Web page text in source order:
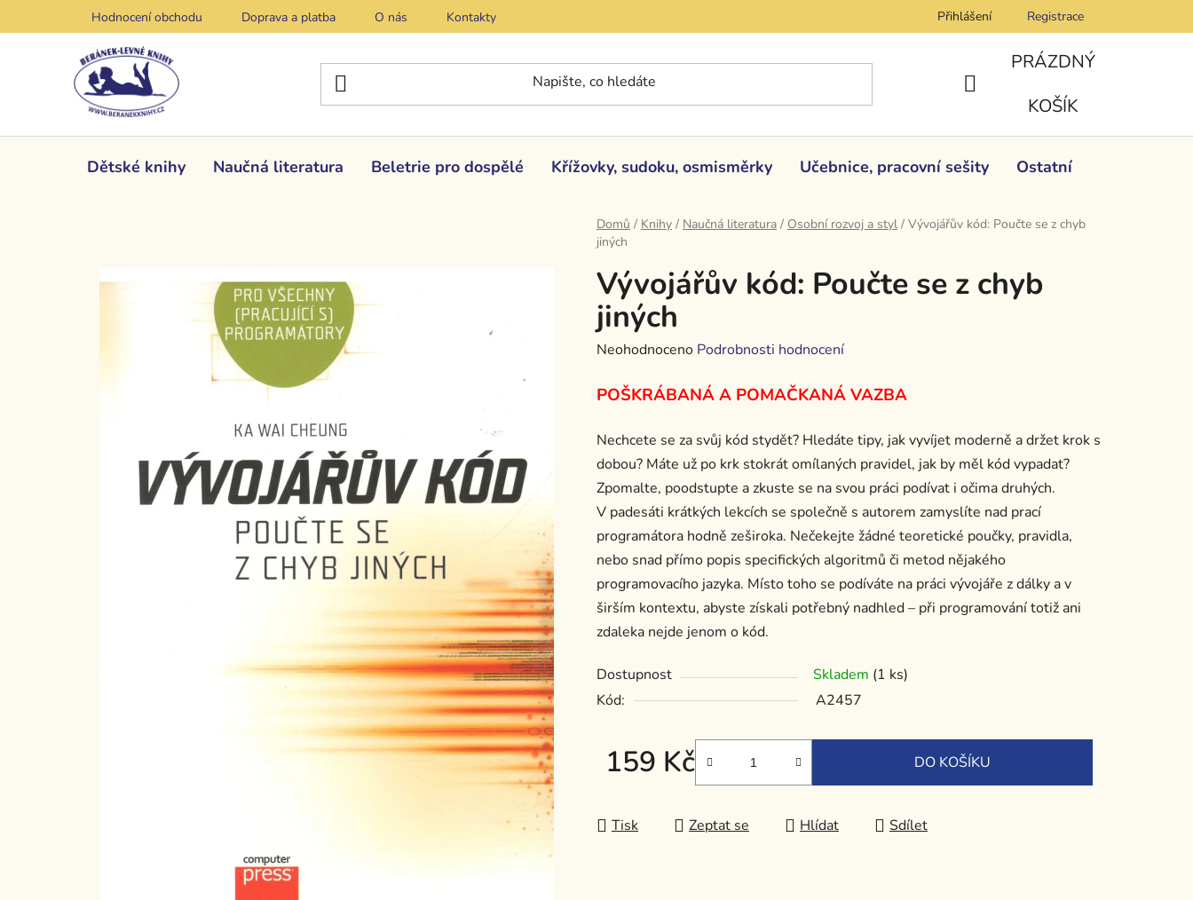
na
Hodnocení obchodu Doprava a platba O nás Kontakty Přihlášení Registrace
NÁKUPNÍ
PRÁZDNÝ
KOŠÍK
Dětské knihy Naučná literatura Beletrie pro dospělé Křížovky, sudoku, osmisměrky Učebnice, pracovní sešity Ostatní
Domů / Knihy / Naučná literatura / Osobní rozvoj a styl / Vývojářův kód: Poučte se z chyb
jiných
Vývojářův kód: Poučte se z chyb
jiných
Průměrné
produktu
0,0
z
5
hvězdiček.
Neohodnoceno Podrobnosti hodnocení
POŠKRÁBANÁ A POMAČKANÁ VAZBA
Nechcete se za svůj kód stydět? Hledáte tipy, jak vyvíjet moderně a držet krok s
dobou? Máte už po krk stokrát omílaných pravidel, jak by měl kód vypadat?
Zpomalte, po­odstupte a zkuste se na svou práci podívat i očima druhých.
V padesáti krátkých lekcích se společně s autorem zamyslíte nad prací
programátora hodně zeširoka. Nečekejte žádné teoretické poučky, pravidla,
nebo snad přímo popis specifických algoritmů či metod nějakého
programovacího jazyka. Místo toho se podíváte na práci vývojáře z dálky a v
širším kontextu, abyste získali potřebný nadhled – při programování totiž ani
zdaleka nejde jenom o kód.
Dostupnost Skladem (1 ks)
Kód:
A2457
159 Kč DO KOŠÍKU
Tisk Zeptat se Hlídat Sdílet